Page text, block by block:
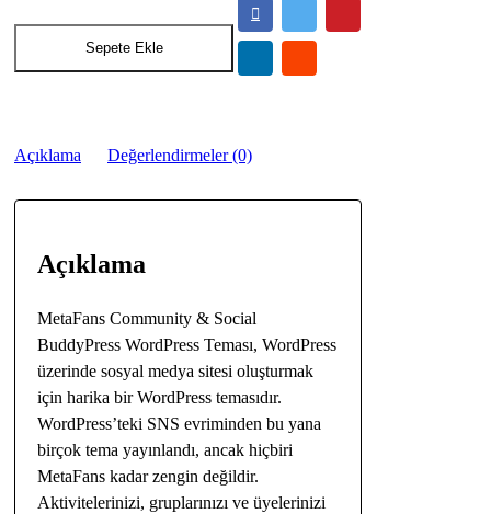
Sosyal
Teması
Sepete Ekle
Açıklama Değerlendirmeler (0)
Açıklama
MetaFans Community & Social
BuddyPress WordPress Teması, WordPress
üzerinde sosyal medya sitesi oluşturmak
için harika bir WordPress temasıdır.
WordPress’teki SNS evriminden bu yana
birçok tema yayınlandı, ancak hiçbiri
MetaFans kadar zengin değildir.
Aktivitelerinizi, gruplarınızı ve üyelerinizi